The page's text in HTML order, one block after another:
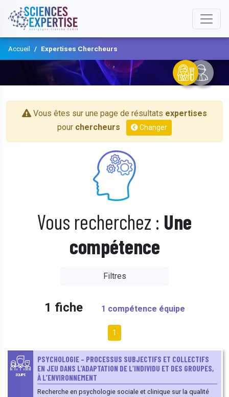
Accueil Expertises Chercheurs
Vous êtes sur une page de résultats expertises
pour chercheurs Changer
Vous recherchez : Une
compétence
Filtres
1 fiche 1 compétence équipe
1
EQUIPE
PSYCHOLOGIE – PROCESSUS SUBJECTIFS ET COLLECTIFS
EN JEU DANS L’ADAPTATION DE L’INDIVIDU ET DES GROUPES,
À L’ENVIRONNEMENT
Recherche en psychologie sociale et clinique sur la qualité